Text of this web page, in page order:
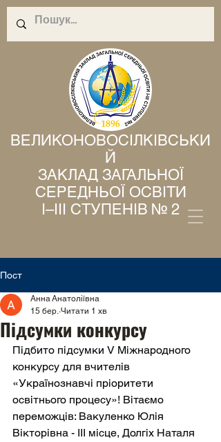
ВЕЛИКОНОВОСІЛКІВСЬКИ
Й
ЗАКЛАД ЗАГАЛЬНОЇ
СЕРЕДНЬОЇ ОСВІТИ
І–ІІІ СТУПЕНІВ № 2
Пост
Підсумки конкурсу
Анна Анатоліївна
15 бер. Читати 1 хв
Підбито підсумки V Міжнародного
конкурсу для вчителів
«Українознавчі пріоритети
освітнього процесу»! Вітаємо
переможців: Вакуленко Юлія
Вікторівна - ІІІ місце, Долгіх Наталя